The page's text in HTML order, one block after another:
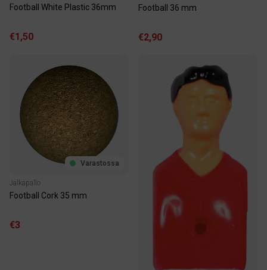
Football White Plastic 36mm
€1,50
Football 36 mm
€2,90
Varastossa
Jalkapallo
Football Cork 35 mm
€3